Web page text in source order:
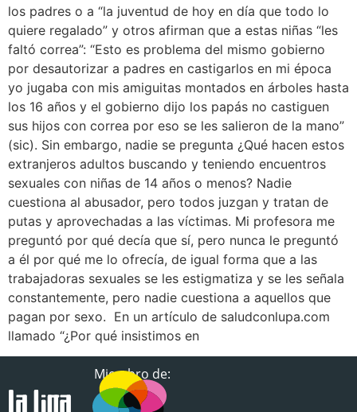
los padres o a “la juventud de hoy en día que todo lo
quiere regalado” y otros afirman que a estas niñas “les
faltó correa”: “Esto es problema del mismo gobierno
por desautorizar a padres en castigarlos en mi época
yo jugaba con mis amiguitas montados en árboles hasta
los 16 años y el gobierno dijo los papás no castiguen
sus hijos con correa por eso se les salieron de la mano”
(sic). Sin embargo, nadie se pregunta ¿Qué hacen estos
extranjeros adultos buscando y teniendo encuentros
sexuales con niñas de 14 años o menos? Nadie
cuestiona al abusador, pero todos juzgan y tratan de
putas y aprovechadas a las víctimas. Mi profesora me
preguntó por qué decía que sí, pero nunca le preguntó
a él por qué me lo ofrecía, de igual forma que a las
trabajadoras sexuales se les estigmatiza y se les señala
constantemente, pero nadie cuestiona a aquellos que
pagan por sexo. En un artículo de saludconlupa.com
llamado “¿Por qué insistimos en
Miembro de: